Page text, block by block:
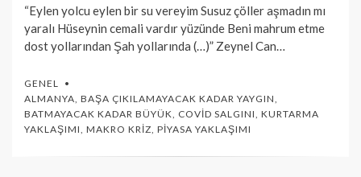
“Eylen yolcu eylen bir su vereyim Susuz çöller aşmadın mı
yaralı Hüseynin cemali vardır yüzünde Beni mahrum etme
dost yollarından Şah yollarında (…)” Zeynel Can…
GENEL
ALMANYA, BAŞA ÇIKILAMAYACAK KADAR YAYGIN,
BATMAYACAK KADAR BÜYÜK, COVID SALGINI, KURTARMA
YAKLAŞIMI, MAKRO KRIZ, PIYASA YAKLAŞIMI